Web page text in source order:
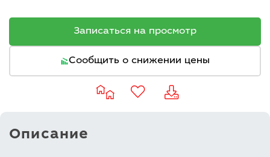
Записаться на просмотр
Сообщить о снижении цены
Описание